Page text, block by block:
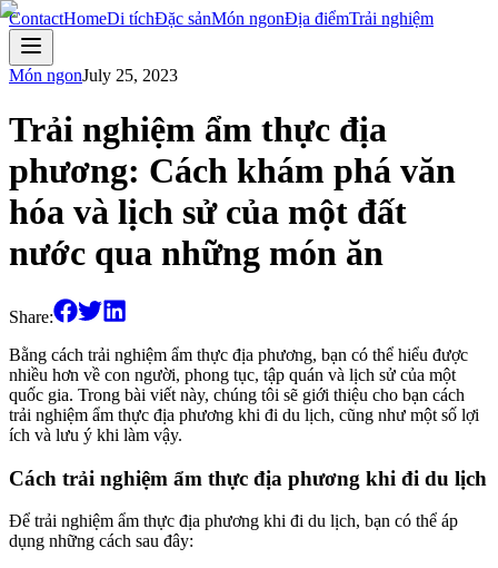
ContactHomeDi tíchĐặc sảnMón ngonĐịa điểmTrải nghiệm
Món ngonJuly 25, 2023
Trải nghiệm ẩm thực địa
phương: Cách khám phá văn
hóa và lịch sử của một đất
nước qua những món ăn
Share:
Bằng cách trải nghiệm ẩm thực địa phương, bạn có thể hiểu được
nhiều hơn về con người, phong tục, tập quán và lịch sử của một
quốc gia. Trong bài viết này, chúng tôi sẽ giới thiệu cho bạn cách
trải nghiệm ẩm thực địa phương khi đi du lịch, cũng như một số lợi
ích và lưu ý khi làm vậy.
Cách trải nghiệm ẩm thực địa phương khi đi du lịch
Để trải nghiệm ẩm thực địa phương khi đi du lịch, bạn có thể áp
dụng những cách sau đây: